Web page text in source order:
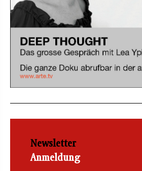
Newsletter
Anmeldung